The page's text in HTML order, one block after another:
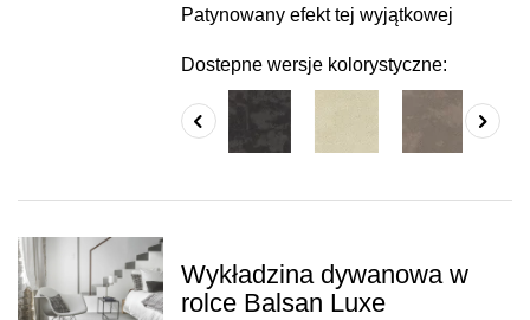
Patynowany efekt tej wyjątkowej
Dostepne wersje kolorystyczne:
Wykładzina dywanowa w
rolce Balsan Luxe